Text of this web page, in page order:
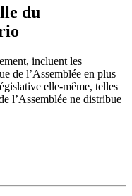
du
incluent les
de l’Assemblée en plus
elle-même, telles
l’Assemblée ne distribue